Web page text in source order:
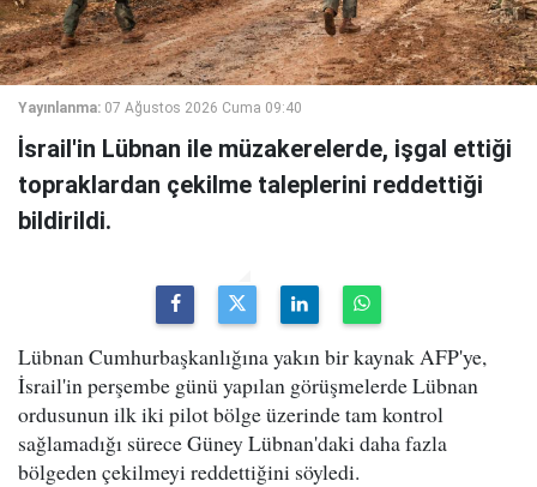
Yayınlanma: 07 Ağustos 2026 Cuma 09:40
İsrail'in Lübnan ile müzakerelerde, işgal ettiği
topraklardan çekilme taleplerini reddettiği
bildirildi.
Lübnan Cumhurbaşkanlığına yakın bir kaynak AFP'ye,
İsrail'in perşembe günü yapılan görüşmelerde Lübnan
ordusunun ilk iki pilot bölge üzerinde tam kontrol
sağlamadığı sürece Güney Lübnan'daki daha fazla
bölgeden çekilmeyi reddettiğini söyledi.